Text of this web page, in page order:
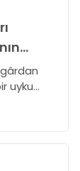
uyku
örtüsü